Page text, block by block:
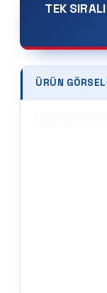
TEK
ÜRÜN